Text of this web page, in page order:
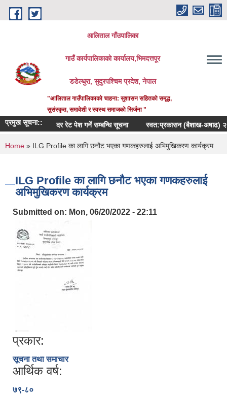
Skip to main content
आलिताल गाँउपालिका
गाउँ कार्यपालिकाको कार्यालय,भिमदत्तपूर
डडेल्धुरा, सुदुरपश्चिम प्रदेश, नेपाल
"आलिताल गाउँपालिकाको चाहना: सुशासन सहितको समृद्ध,
सुसंस्कृत, समावेशी र स्वस्थ समाजको सिर्जना "
प्रमुख सूचना::दर रेट पेश गर्ने सम्बन्धि सूचना स्वत:प्रकासन (बैशाख-अषाढ) २०८३
You are here
Home » ILG Profile का लागि छनौट भएका गणकहरुलाई अभिमुखिकरण कार्यक्रम
ILG Profile का लागि छनौट भएका गणकहरुलाई
अभिमुखिकरण कार्यक्रम
Submitted on: Mon, 06/20/2022 - 22:11
प्रकार:
सूचना तथा समाचार
आर्थिक वर्ष:
७९-८०